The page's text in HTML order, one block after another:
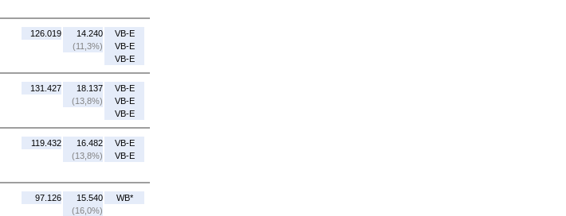
126.019
14.240
(11,3%)
VB-E
VB-E
VB-E
131.427
18.137
(13,8%)
VB-E
VB-E
VB-E
119.432
16.482
(13,8%)
VB-E
VB-E
97.126
15.540
(16,0%)
WB*